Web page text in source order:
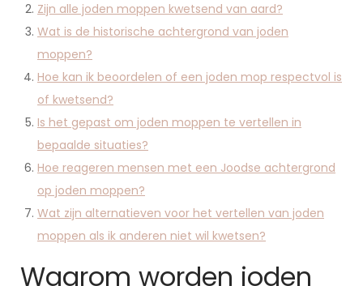
Zijn alle joden moppen kwetsend van aard?
Wat is de historische achtergrond van joden
moppen?
Hoe kan ik beoordelen of een joden mop respectvol is
of kwetsend?
Is het gepast om joden moppen te vertellen in
bepaalde situaties?
Hoe reageren mensen met een Joodse achtergrond
op joden moppen?
Wat zijn alternatieven voor het vertellen van joden
moppen als ik anderen niet wil kwetsen?
Waarom worden joden